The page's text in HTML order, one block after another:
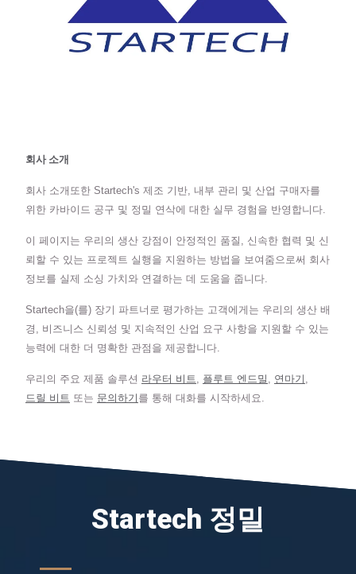
회사 소개
회사 소개또한 Startech's 제조 기반, 내부 관리 및 산업 구매자를
위한 카바이드 공구 및 정밀 연삭에 대한 실무 경험을 반영합니다.
이 페이지는 우리의 생산 강점이 안정적인 품질, 신속한 협력 및 신
뢰할 수 있는 프로젝트 실행을 지원하는 방법을 보여줌으로써 회사
정보를 실제 소싱 가치와 연결하는 데 도움을 줍니다.
Startech을(를) 장기 파트너로 평가하는 고객에게는 우리의 생산 배
경, 비즈니스 신뢰성 및 지속적인 산업 요구 사항을 지원할 수 있는
능력에 대한 더 명확한 관점을 제공합니다.
우리의 주요 제품 솔루션 라우터 비트 플루트 엔드밀 연마기
드릴 비트 또는 문의하기 를 통해 대화를 시작하세요.
Startech 정밀